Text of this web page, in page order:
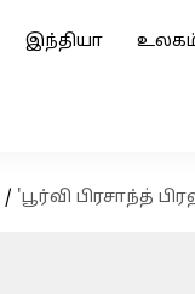
இந்தியா
/ 'பூர்வி பிரசாந்த்